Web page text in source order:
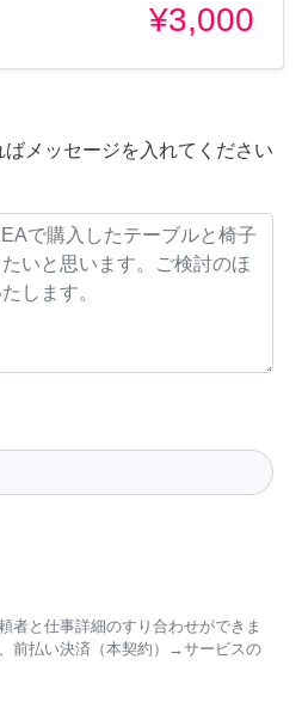
¥3,000
メッセージを入れてください
者と仕事詳細のすり合わせができま
前払い決済（本契約）→サービスの